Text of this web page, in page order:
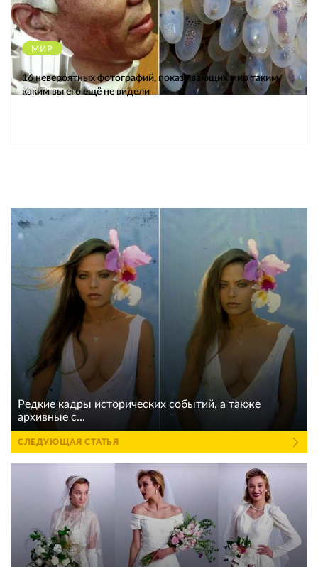
МИР 12399
16 невероятных фотографий, показывающих мир таким,
каким вы его ещё не видели
Редкие кадры исторических событий, а также
архивные с...
СЛЕДУЮЩАЯ СТАТЬЯ